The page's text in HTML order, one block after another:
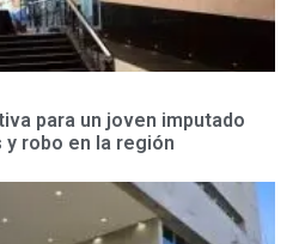
para un joven imputado
robo en la región